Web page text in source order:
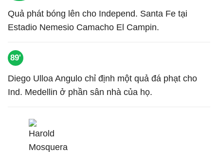
Quả phát bóng lên cho Independ. Santa Fe tại
Estadio Nemesio Camacho El Campin.
89'
Diego Ulloa Angulo chỉ định một quả đá phạt cho
Ind. Medellin ở phần sân nhà của họ.